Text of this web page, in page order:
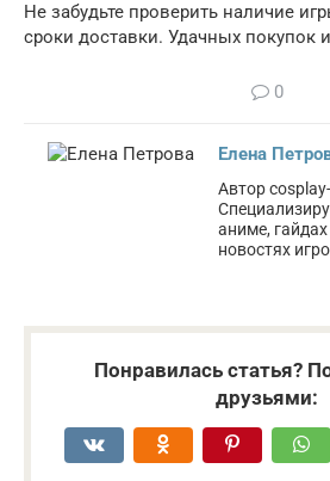
Не забудьте проверить наличие
сроки доставки. Удачных покупок
0
Елена
Автор
аниме,
новостях
Понравилась статья?
друзьями: